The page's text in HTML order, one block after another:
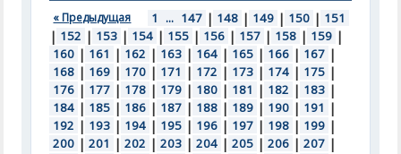
« Предыдущая 1 ... 147 | 148 | 149 | 150 | 151
| 152 | 153 | 154 | 155 | 156 | 157 | 158 | 159 |
160 | 161 | 162 | 163 | 164 | 165 | 166 | 167 |
168 | 169 | 170 | 171 | 172 | 173 | 174 | 175 |
176 | 177 | 178 | 179 | 180 | 181 | 182 | 183 |
184 | 185 | 186 | 187 | 188 | 189 | 190 | 191 |
192 | 193 | 194 | 195 | 196 | 197 | 198 | 199 |
200 | 201 | 202 | 203 | 204 | 205 | 206 | 207 |